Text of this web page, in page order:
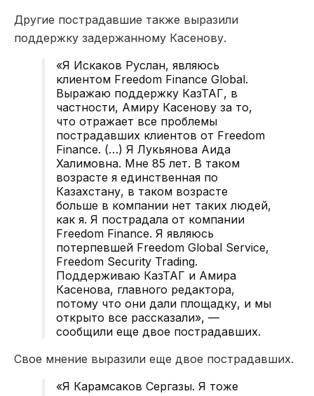
Другие пострадавшие также выразили
поддержку задержанному Касенову.
«Я Искаков Руслан, являюсь
клиентом Freedom Finance Global.
Выражаю поддержку КазТАГ, в
частности, Амиру Касенову за то,
что отражает все проблемы
пострадавших клиентов от Freedom
Finance. (…) Я Лукьянова Аида
Халимовна. Мне 85 лет. В таком
возрасте я единственная по
Казахстану, в таком возрасте
больше в компании нет таких людей,
как я. Я пострадала от компании
Freedom Finance. Я являюсь
потерпевшей Freedom Global Service,
Freedom Security Trading.
Поддерживаю КазТАГ и Амира
Касенова, главного редактора,
потому что они дали площадку, и мы
открыто все рассказали», —
сообщили еще двое пострадавших.
Свое мнение выразили еще двое пострадавших.
«Я Карамсаков Сергазы. Я тоже